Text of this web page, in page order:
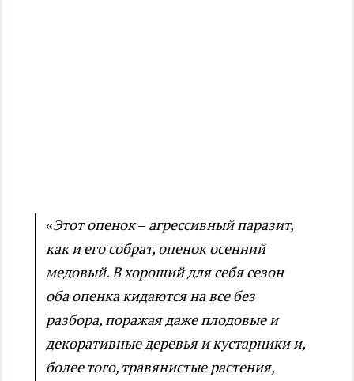
«Этот опенок – агрессивный паразит,
как и его собрат, опенок осенний
медовый. В хороший для себя сезон
оба опенка кидаются на все без
разбора, поражая даже плодовые и
декоративные деревья и кустарники и,
более того, травянистые растения,